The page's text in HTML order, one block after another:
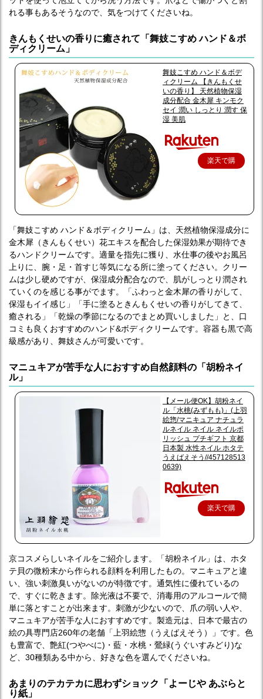
れる事もあるそうなので、気をつけてくださいね。
きんもくせいの香りに癒されて「舞妓こすめ ハンド＆ボ
ディクリーム」
舞妓こすめ ハンド＆ボデ
ィクリーム 【きんもくせ
いの香り】 天然植物保湿
成分配合 金木犀 キンモク
セイ 潤い しっとり 潤す 保
湿 美肌
楽天で購
「舞妓こすめ ハンド＆ボディクリーム」は、天然植物保湿成分に
金木犀（きんもくせい）花エキスを配合した保湿効果が期待でき
るハンドクリームです。適量を指先に獲り、水仕事の後やお風呂
上りに、腕・足・首すじ等気になる所に塗ってください。クリー
ムは少し硬めですが、保湿成分配合なので、肌がしっとり潤され
ていくのを感じる事がでます。「ふわっと金木犀の香りがして、
保湿もイイ感じ」「手に塗るときんもくせいの香りがしてきて、
癒される」「乾燥の季節になるのでまとめ買いしました」と、口
コミも良くおすすめのハンド&ボディクリームです。容器も黒で高
級感があり、舞妓さんが可愛いです。
マニュキアが苦手な人におすすめ自然顔料の「胡粉ネイ
ル」
【メール便OK】胡粉ネイ
ル「水桃(みずもも)」(上羽
絵惣/マニキュア ナチュラ
ルネイル ネイル ネイルポ
リッシュ プチギフト 京都
日本製 水性ネイル ホタテ
うえばえそう//457128513
0639)
楽天で購
京コスメらしいネイルをご紹介します。「胡粉ネイル」は、ホタ
テ貝の微粉末から作られる顔料を利用したもの。マニキュアと違
い、強い刺激臭いがないのが特徴です。通気性に優れているの
で、すぐに乾きます。除光液は不要で、消毒用のアルコールで簡
単に落とすことが出来ます。刺激が少ないので、爪の弱い人や、
マニュキアが苦手な人におすすめです。製造元は、日本で最古の
絵の具専門店260年の老舗「上羽絵惣（うえばえそう）」です。色
も豊富で、艶紅(つやべに)・藍・水桃・鶯緑(うぐいすみどり)な
ど、30種類ある中から、好きな色を選んでくださいね。
あまりのテカテカに思わずショック「よーじや あぶらと
り紙」